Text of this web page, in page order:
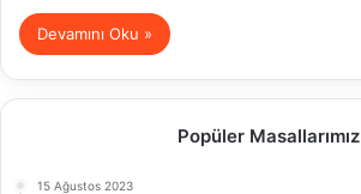
Devamını Oku »
Popüler Masallarımız
15 Ağustos 2023